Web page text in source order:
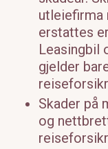
utleiefirma
erstattes
Leasingbil
gjelder
Skader på
og